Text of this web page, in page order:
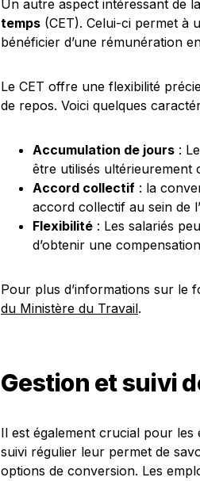
Un autre aspect intéressant de
temps (CET). Celui-ci permet à
bénéficier d’une rémunération
Le CET offre une flexibilité
de repos. Voici quelques
Accumulation de jours :
être utilisés ultérieurement
Accord collectif : la
accord collectif au sein de
Flexibilité : Les salariés
d’obtenir une
Pour plus d’informations sur le
du Ministère du Travail.
Gestion et suivi
Il est également crucial pour
suivi régulier leur permet de
options de conversion. Les